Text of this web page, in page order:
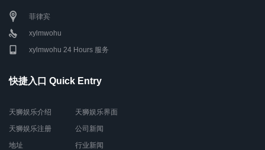
菲律宾
xylmwohu
xylmwohu 24 Hours 服务
快捷入口 Quick Entry
天狮娱乐介绍
天狮娱乐注册
地址
天狮娱乐界面
公司新闻
行业新闻